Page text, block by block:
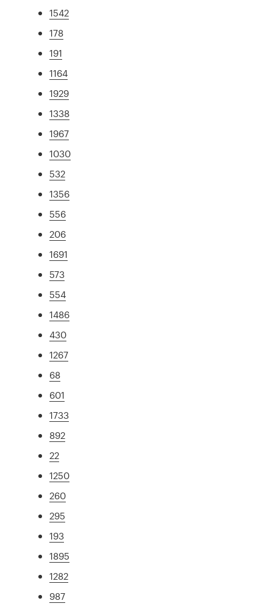
1542
178
191
1164
1929
1338
1967
1030
532
1356
556
206
1691
573
554
1486
430
1267
68
601
1733
892
22
1250
260
295
193
1895
1282
987